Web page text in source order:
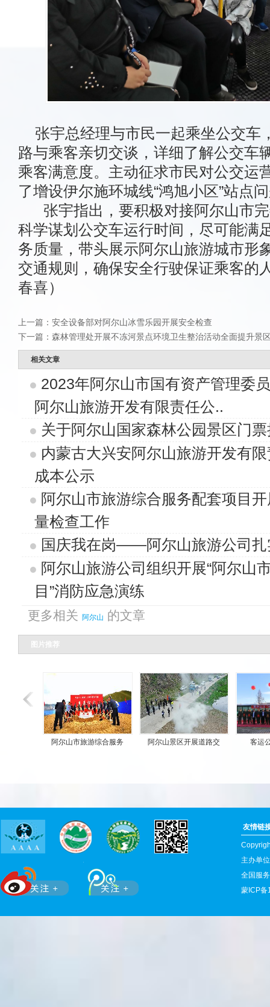
张宇总经理与市民一起乘坐公交车
路与乘客亲切交谈，详细了解公交车
乘客满意度。主动征求市民对公交运
了增设伊尔施环城线“鸿旭小区”站点
张宇指出，要积极对接阿尔山市完
科学谋划公交车运行时间，尽可能满
务质量，带头展示阿尔山旅游城市形
交通规则，确保安全行驶保证乘客的
春喜）
上一篇： 安全设备部对阿尔山冰雪乐园开展安全检查
下一篇： 森林管理处开展不冻河景点环境卫生整治活动全面提升景
相关文章
2023年阿尔山市国有资产管理委
阿尔山旅游开发有限责任公..
关于阿尔山国家森林公园景区门
内蒙古大兴安阿尔山旅游开发有
成本公示
阿尔山市旅游综合服务配套项目
量检查工作
国庆我在岗——阿尔山旅游公司扎
阿尔山旅游公司组织开展“阿尔山
目”消防应急演练
更多相关 阿尔山 的文章
图片推荐
阿尔山市旅游综合服务 阿尔山景区开展道路交 客运
友情链
主办单
全国服
蒙ICP